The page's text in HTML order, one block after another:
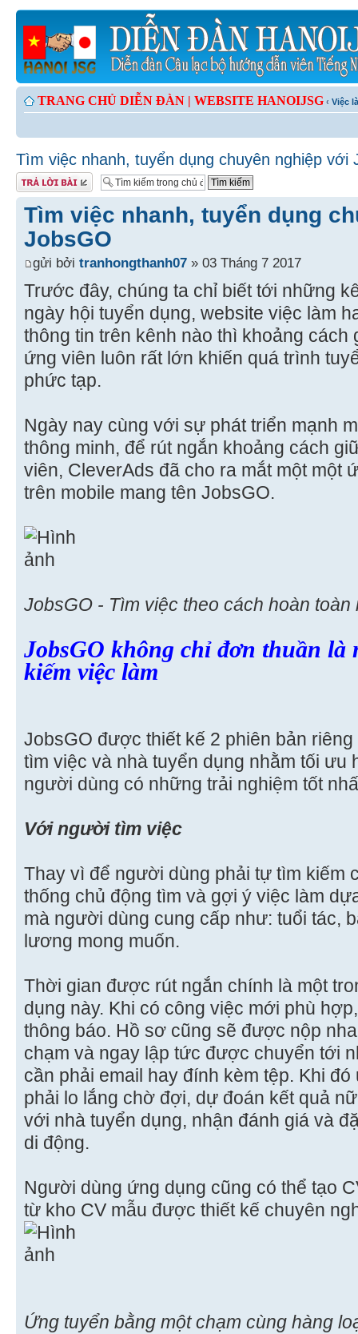
TRANG CHỦ DIỄN ĐÀN | WEBSITE HANOIJSG ‹ Việc
Tìm việc nhanh, tuyển dụng chuyên nghiệp với
Gửi bài trả lời
Tìm việc nhanh, tuyển dụng
JobsGO
gửi bởi tranhongthanh07 » 03 Tháng 7 2017
Trước đây, chúng ta chỉ biết tới những
ngày hội tuyển dụng, website việc làm
thông tin trên kênh nào thì khoảng cách
ứng viên luôn rất lớn khiến quá trình
phức tạp.
Ngày nay cùng với sự phát triển mạnh
thông minh, để rút ngắn khoảng cách
viên, CleverAds đã cho ra mắt một một
trên mobile mang tên JobsGO.
JobsGO - Tìm việc theo cách hoàn toàn
JobsGO không chỉ đơn thuần là
kiếm việc làm
JobsGO được thiết kế 2 phiên bản
tìm việc và nhà tuyển dụng nhằm tối ưu
người dùng có những trải nghiệm tốt
Với người tìm việc
Thay vì để người dùng phải tự tìm kiếm
thống chủ động tìm và gợi ý việc làm
mà người dùng cung cấp như: tuổi tác,
lương mong muốn.
Thời gian được rút ngắn chính là một
dụng này. Khi có công việc mới phù
thông báo. Hồ sơ cũng sẽ được nộp
chạm và ngay lập tức được chuyển tới
cần phải email hay đính kèm tệp. Khi
phải lo lắng chờ đợi, dự đoán kết quả
với nhà tuyển dụng, nhận đánh giá và
di động.
Người dùng ứng dụng cũng có thể tạo
từ kho CV mẫu được thiết kế chuyên
Ứng tuyển bằng một chạm cùng hàng